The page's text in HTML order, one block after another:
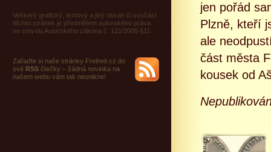
Veškerý grafický, textový a jiný obsah či součást
těchto stránek je předmětem autorského práva
ve smyslu Autorského zákona č. 121/2000 §11.
Zařaďte si naše stránky Freiheit.cz do
své RSS čtečky – žádná novinka na
našem webu vám tak neunikne!
jen pořád
Plzně, kteří
ale
část města
kousek od